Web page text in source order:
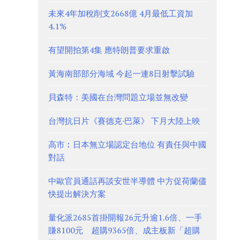
未來4年加稅削支2668億 4月最低工資加
4.1%
有望開拍第4集 應特朗普要求重啟
黃海南部部分海域 今起一連8日射擊試驗
貝森特：美國在台灣問題立場並無改變
台灣抗日片《賽德克·巴萊》 下月大陸上映
高市︰日本無立場認定台地位 有責任與中國
對話
中歐官員通話再談安世半導體 中方促荷蘭儘
快提出解決方案
量化派2685首掛開報26元升逾1.6倍、一手
賺8100元 超購9365倍、成主板新「超購